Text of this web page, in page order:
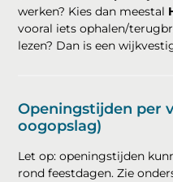
werken? Kies dan meestal
vooral iets ophalen/
lezen? Dan is een
Openingstijden per
oogopslag)
Let op: openingstijden
rond feestdagen. Zie